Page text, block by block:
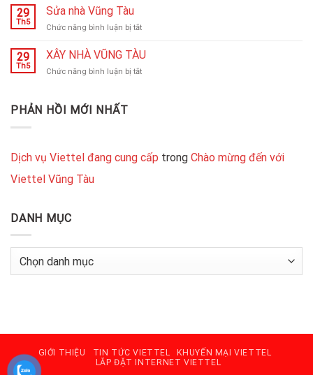
24H
MẶT
29
Th5
Sửa nhà Vũng Tàu
Chức năng bình luận bị tắtở
nhà
Tàu
29
Th5
XÂY NHÀ VŨNG TÀU
Chức năng bình luận bị tắtở
PHẢN HỒI MỚI NHẤT
Dịch vụ Viettel đang cung cấp trong Chào mừng đến với
Viettel Vũng Tàu
DANH MỤC
Danh
GIỚI THIỆU TIN TỨC VIETTEL
KHUYẾN MẠI VIETTEL
LẮP ĐẶT INTERNET VIETTEL